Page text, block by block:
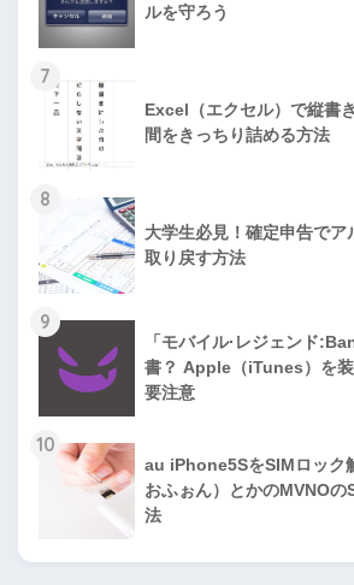
ルを守ろう
7
Excel（エクセル）で縦書
間をきっちり詰める方法
8
大学生必見！確定申告でア
取り戻す方法
9
「モバイル·レジェンド
書？ Apple（iTunes）を
要注意
10
au iPhone5SをSIMロック
おふぉん）とかのMVNOの
法